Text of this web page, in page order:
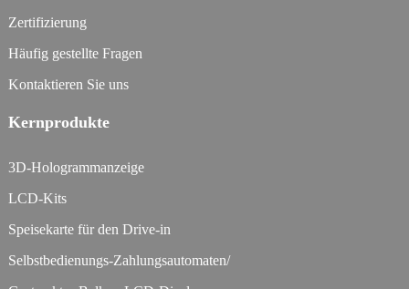
Zertifizierung
Häufig gestellte Fragen
Kontaktieren Sie uns
Kernprodukte
3D-Hologrammanzeige
LCD-Kits
Speisekarte für den Drive-in
Selbstbedienungs-Zahlungsautomaten/